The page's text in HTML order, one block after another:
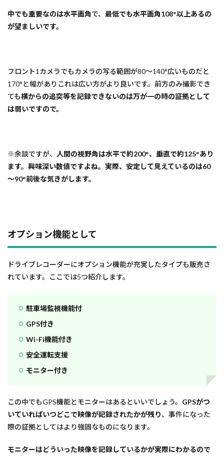
中でも重要なのは水平画角で、 最低でも水平画角108°以上あるの
が望ましいです。
フロント1カメラでもカメラの写る範囲が80～140°広いものだと
170°と幅がありこれは広い方がより良いです。前方のみ撮影でき
ても横からの追突等を記録できないのは万が一の時の証拠として
は弱いですので。
※余談ですが、
人間の視野角は水平で約200°、垂直で約125°あり
ます。興味深い数値ですよね。実際、安定して見えているのは60
～90°前後な気きがします。
オプション機能として
ドライブレコーダーにオプション機能が充実したタイプも販売さ
れています。ここでは5つ紹介します。
駐車場監視機能付
GPS付き
Wi-Fi機能付き
安全運転支援
モニター付き
この中でもGPS機能とモニターはあるといいでしょう。 GPSがつ
いていればいつどこで映像が記録されたかが残り、事件になった
際の証拠としてはより強固なものになります。
モニターはどういった映像を記録しているかが実際にわかるので